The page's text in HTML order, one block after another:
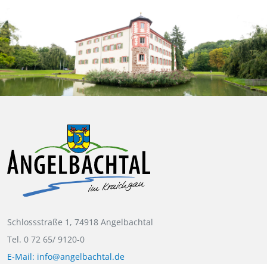
Schlossstraße 1, 74918 Angelbachtal
Tel. 0 72 65/ 9120-0
E-Mail: info@angelbachtal.de